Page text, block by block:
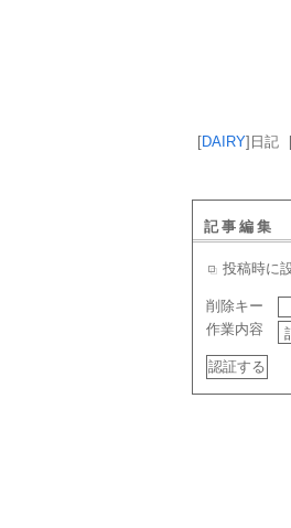
[DAIRY] 日記
記事編集
投稿時に
削除キー
作業内容